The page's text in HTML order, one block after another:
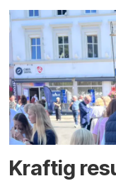
Kraftig